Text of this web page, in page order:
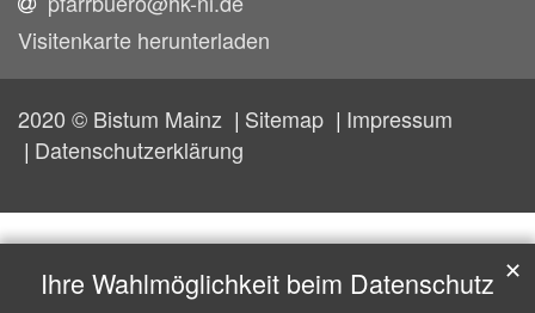
Visitenkarte herunterladen
2020 © Bistum Mainz Sitemap
Impressum
Datenschutzerklärung
Ihre Wahlmöglichkeit beim Datenschutz ✕